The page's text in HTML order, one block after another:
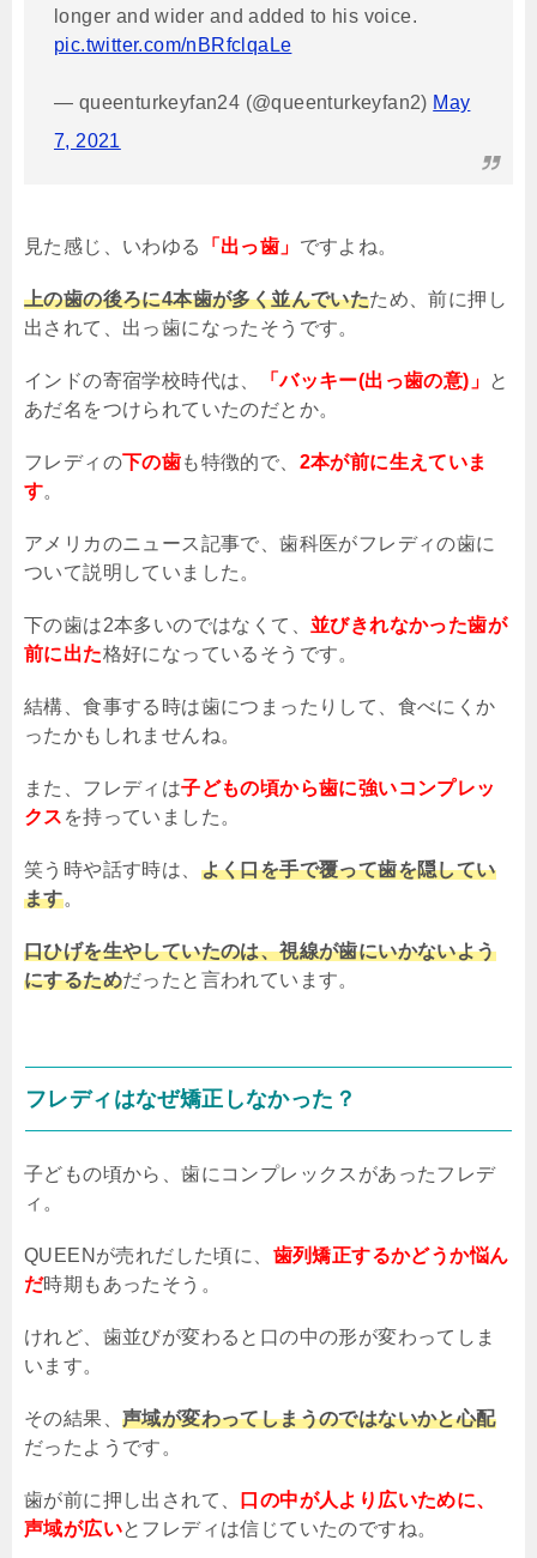
longer and wider and added to his voice.
pic.twitter.com/nBRfclqaLe
— queenturkeyfan24 (@queenturkeyfan2) May
7, 2021
見た感じ、いわゆる 「出っ歯」 ですよね。
上の歯の後ろに4本歯が多く並んでいたため、前に押し
出されて、出っ歯になったそうです。
インドの寄宿学校時代は、 「バッキー(出っ歯の意)」 と
あだ名をつけられていたのだとか。
フレディの下の歯も特徴的で、 2本が前に生えていま
す。
アメリカのニュース記事で、歯科医がフレディの歯に
ついて説明していました。
下の歯は2本多いのではなくて、 並びきれなかった歯が
前に出た格好になっているそうです。
結構、食事する時は歯につまったりして、食べにくか
ったかもしれませんね。
また、フレディは子どもの頃から歯に強いコンプレッ
クス を持っていました。
笑う時や話す時は、 よく口を手で覆って歯を隠してい
ます。
口ひげを生やしていたのは、視線が歯にいかないよう
にするためだったと言われています。
フレディはなぜ矯正しなかった？
子どもの頃から、歯にコンプレックスがあったフレデ
ィ。
QUEENが売れだした頃に、 歯列矯正するかどうか悩ん
だ時期もあったそう。
けれど、歯並びが変わると口の中の形が変わってしま
います。
その結果、 声域が変わってしまうのではないかと心配
だったようです。
歯が前に押し出されて、
口の中が人より広いために、
声域が広いとフレディは信じていたのですね。